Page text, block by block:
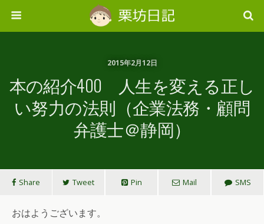
2015年2月12日
本の紹介400 人生を変える正し
い努力の法則（企業法務・顧問
弁護士＠静岡）
Share Tweet Pin Mail SMS
おはようございます。